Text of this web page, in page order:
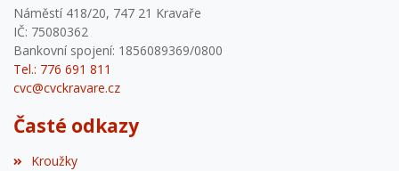
Náměstí 418/20, 747 21 Kravaře
IČ: 75080362
Bankovní spojení: 1856089369/0800
Tel.: 776 691 811
cvc@cvckravare.cz
Časté odkazy
Kroužky